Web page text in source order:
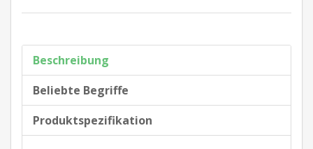
Beschreibung
Beliebte Begriffe
Produktspezifikation